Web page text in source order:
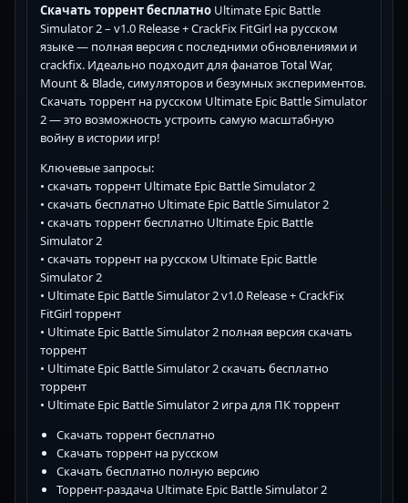
Скачать торрент бесплатно Ultimate Epic Battle
Simulator 2 – v1.0 Release + CrackFix FitGirl на русском
языке — полная версия с последними обновлениями и
crackfix. Идеально подходит для фанатов Total War,
Mount & Blade, симуляторов и безумных экспериментов.
Скачать торрент на русском Ultimate Epic Battle Simulator
2 — это возможность устроить самую масштабную
войну в истории игр!
Ключевые запросы:
• скачать торрент Ultimate Epic Battle Simulator 2
• скачать бесплатно Ultimate Epic Battle Simulator 2
• скачать торрент бесплатно Ultimate Epic Battle
Simulator 2
• скачать торрент на русском Ultimate Epic Battle
Simulator 2
• Ultimate Epic Battle Simulator 2 v1.0 Release + CrackFix
FitGirl торрент
• Ultimate Epic Battle Simulator 2 полная версия скачать
торрент
• Ultimate Epic Battle Simulator 2 скачать бесплатно
торрент
• Ultimate Epic Battle Simulator 2 игра для ПК торрент
Скачать торрент бесплатно
Скачать торрент на русском
Скачать бесплатно полную версию
Торрент-раздача Ultimate Epic Battle Simulator 2